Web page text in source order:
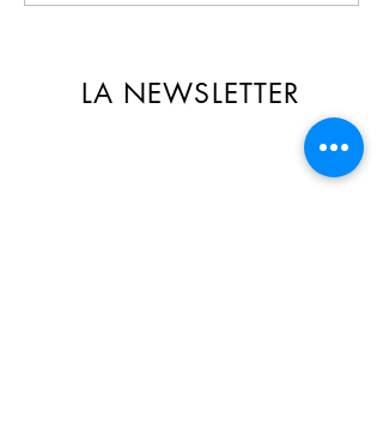
LA NEWSLETTER